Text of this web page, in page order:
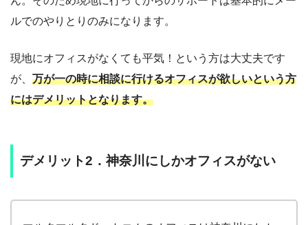
ルでのやりとりのみになります。
現地にオフィスがなくても平気！という方は大丈夫です
が、 万が一の時に相談に行けるオフィスが欲しいという方
にはデメリットとなります。
デメリット2．神奈川にしかオフィスがない